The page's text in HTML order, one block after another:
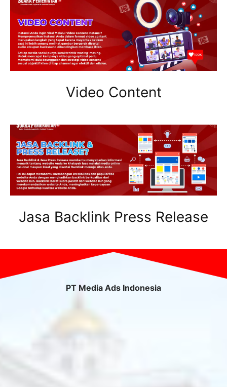
Video Content
Jasa Backlink Press Release
PT Media Ads Indonesia
Cluster Norfolk, Cluster Norfolk Rorotan Kirana